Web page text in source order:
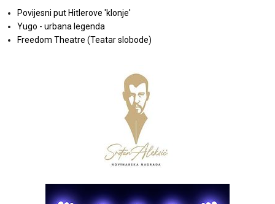
Povijesni put Hitlerove 'klonje'
Yugo - urbana legenda
Freedom Theatre (Teatar slobode)